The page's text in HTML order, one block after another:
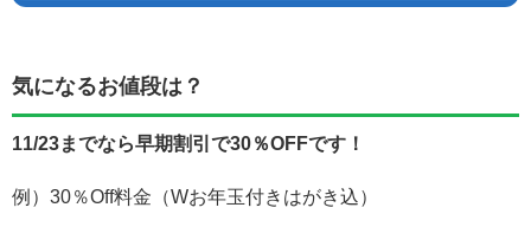
気になるお値段は？
11/23までなら早期割引で30％OFFです！
例）30％Off料金（Wお年玉付きはがき込）